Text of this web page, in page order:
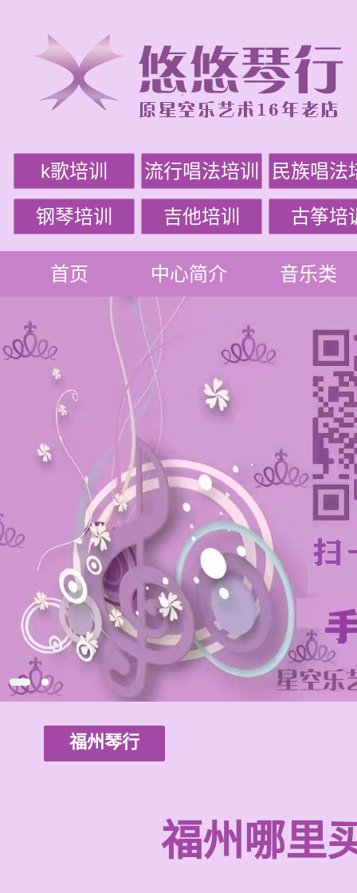
k歌培训 流行唱法培训 民族唱法
钢琴培训 吉他培训 古筝培
首页 中心简介 音乐类
福州琴行
福州哪里